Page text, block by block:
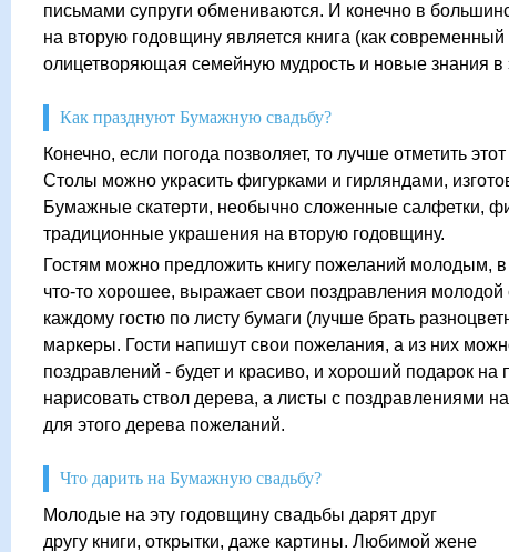
письмами супруги обмениваются. И конечно в
на вторую годовщину является книга (как современный
олицетворяющая семейную мудрость и новые знания в
Как празднуют Бумажную свадьбу?
Конечно, если погода позволяет, то лучше отметить
Столы можно украсить фигурками и гирляндами,
Бумажные скатерти, необычно сложенные салфетки,
традиционные украшения на вторую годовщину.
Гостям можно предложить книгу пожеланий молодым,
что-то хорошее, выражает свои поздравления
каждому гостю по листу бумаги (лучше брать
маркеры. Гости напишут свои пожелания, а из них
поздравлений - будет и красиво, и хороший подарок
нарисовать ствол дерева, а листы с поздравлениями
для этого дерева пожеланий.
Что дарить на Бумажную свадьбу?
Молодые на эту годовщину свадьбы дарят друг
другу книги, открытки, даже картины. Любимой жене